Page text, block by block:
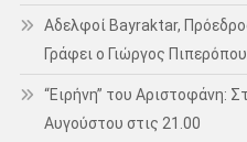
Αδελφοί Bayraktar,
Γράφει ο Γιώργος
“Ειρήνη” του Αριστοφάνη:
Αυγούστου στις 21.00